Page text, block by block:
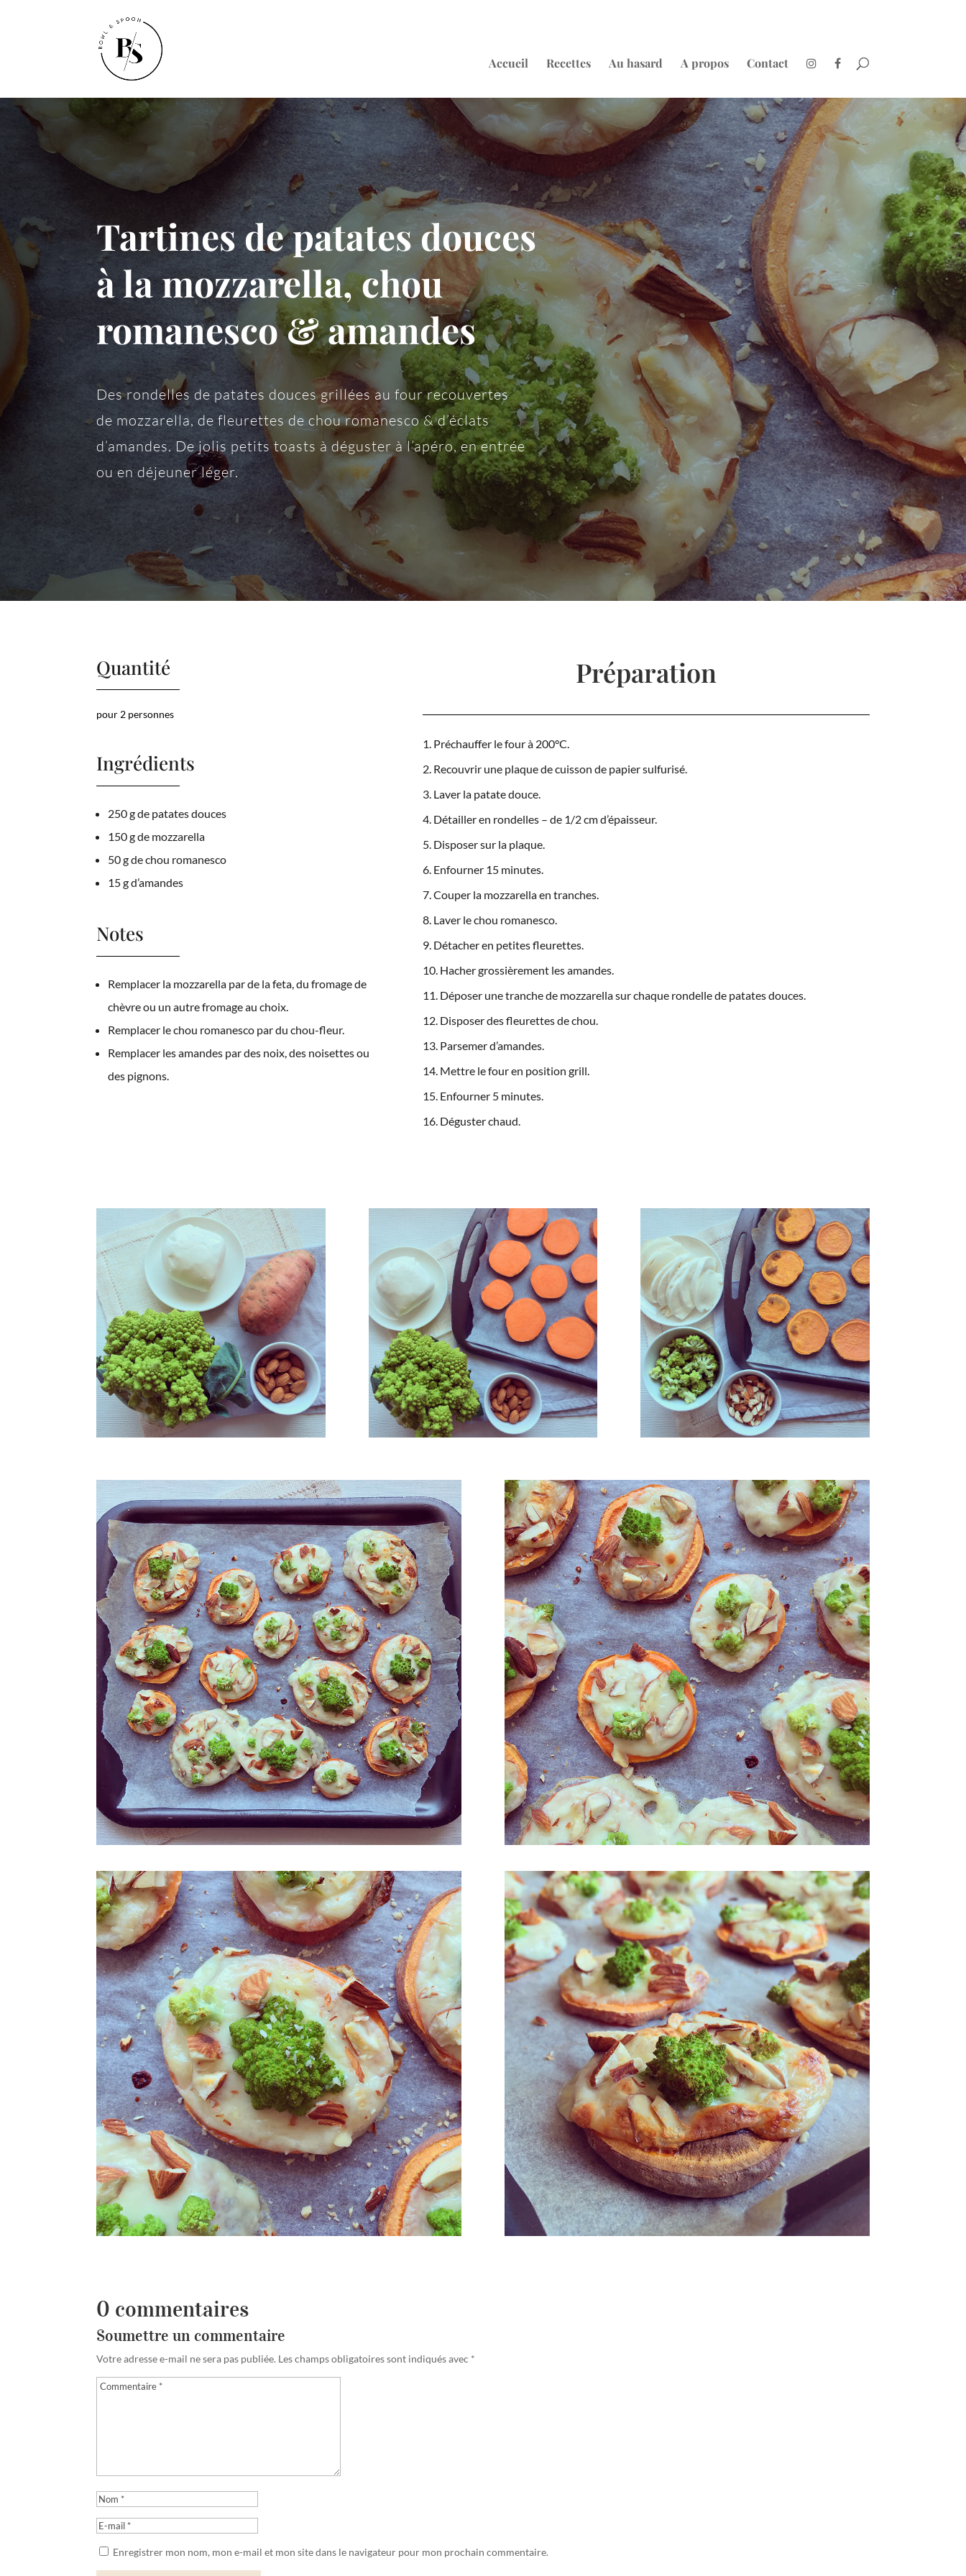
Accueil Recettes Au hasard A propos Contact
Tartines de patates douces
à la mozzarella, chou
romanesco & amandes
Des rondelles de patates douces grillées au four recouvertes
de mozzarella, de fleurettes de chou romanesco & d’éclats
d’amandes. De jolis petits toasts à déguster à l’apéro, en entrée
ou en déjeuner léger.
Quantité
pour 2 personnes
Ingrédients
250 g de patates douces
150 g de mozzarella
50 g de chou romanesco
15 g d’amandes
Notes
Remplacer la mozzarella par de la feta, du fromage de
chèvre ou un autre fromage au choix.
Remplacer le chou romanesco par du chou-fleur.
Remplacer les amandes par des noix, des noisettes ou
des pignons.
Préparation
Préchauffer le four à 200°C.
Recouvrir une plaque de cuisson de papier sulfurisé.
Laver la patate douce.
Détailler en rondelles – de 1/2 cm d’épaisseur.
Disposer sur la plaque.
Enfourner 15 minutes.
Couper la mozzarella en tranches.
Laver le chou romanesco.
Détacher en petites fleurettes.
Hacher grossièrement les amandes.
Déposer une tranche de mozzarella sur chaque rondelle de patates douces.
Disposer des fleurettes de chou.
Parsemer d’amandes.
Mettre le four en position grill.
Enfourner 5 minutes.
Déguster chaud.
0 commentaires
Soumettre un commentaire
Votre adresse e-mail ne sera pas publiée. Les champs obligatoires sont indiqués avec *
Enregistrer mon nom, mon e-mail et mon site dans le navigateur pour mon prochain commentaire.